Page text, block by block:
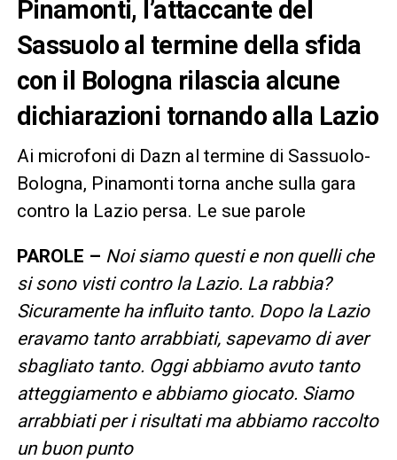
Pinamonti, l’attaccante del
Sassuolo al termine della sfida
con il Bologna rilascia alcune
dichiarazioni tornando alla Lazio
Ai microfoni di Dazn al termine di Sassuolo-
Bologna, Pinamonti torna anche sulla gara
contro la Lazio persa. Le sue parole
PAROLE – Noi siamo questi e non quelli che
si sono visti contro la Lazio. La rabbia?
Sicuramente ha influito tanto. Dopo la Lazio
eravamo tanto arrabbiati, sapevamo di aver
sbagliato tanto. Oggi abbiamo avuto tanto
atteggiamento e abbiamo giocato. Siamo
arrabbiati per i risultati ma abbiamo raccolto
un buon punto